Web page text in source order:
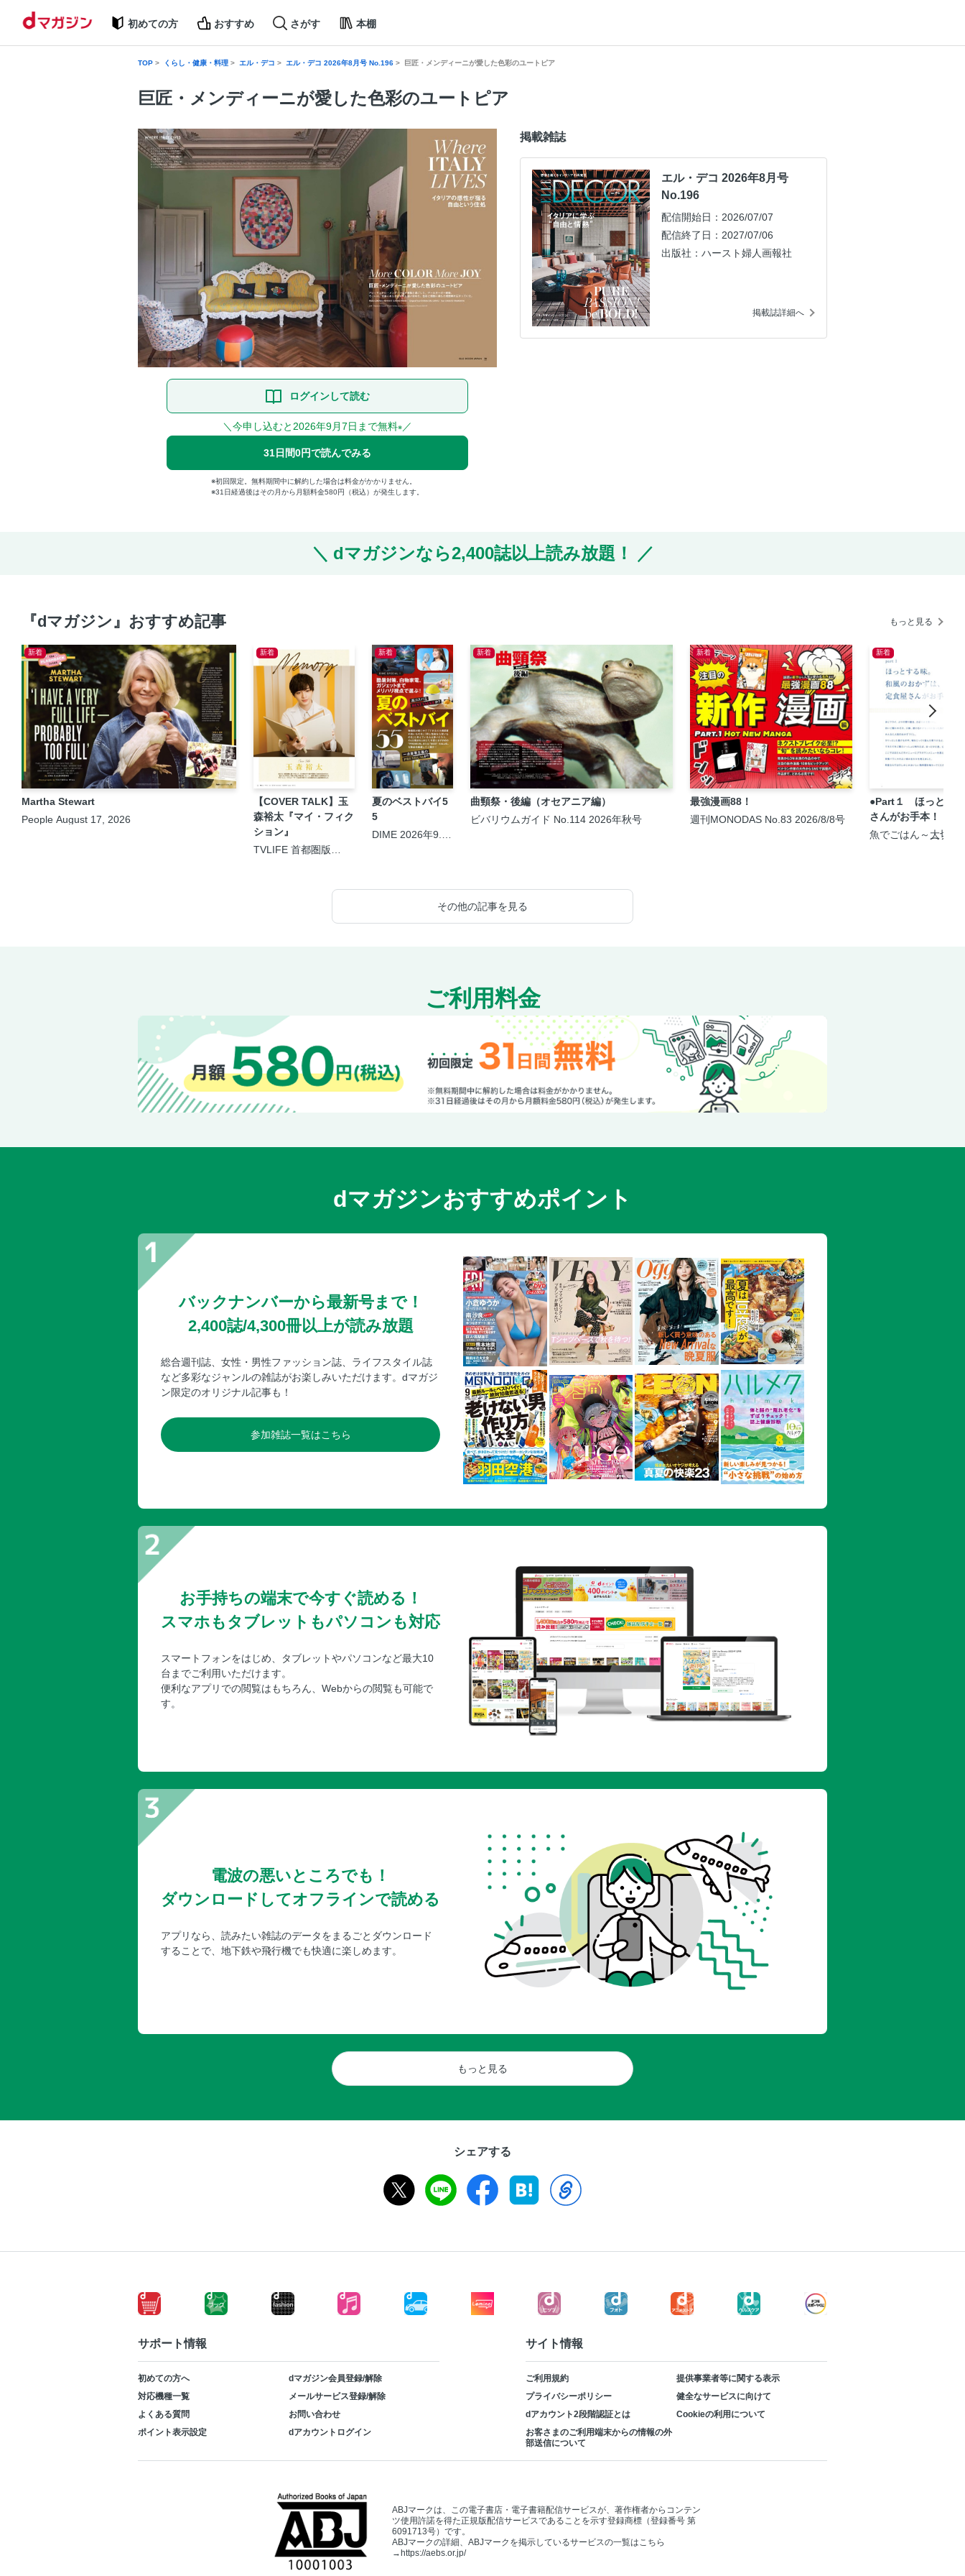
初めての方 おすすめ さがす 本棚
TOP くらし・健康・料理 エル・デコ エル・デコ 2026年8月号 No.196 巨匠・メンディーニが愛した色彩のユートピア
巨匠・メンディーニが愛した色彩のユートピア
ログインして読む
＼今申し込むと2026年9月7日まで無料※／
31日間0円で読んでみる
初回限定。無料期間中に解約した場合は料金がかかりません。
31日経過後はその月から月額料金580円（税込）が発生します。
掲載雑誌
エル・デコ 2026年8月号
No.196
配信開始日：2026/07/07
配信終了日：2027/07/06
出版社：ハースト婦人画報社
掲載誌詳細へ
dマガジンなら2,400誌以上読み放題！
『dマガジン』おすすめ記事 もっと見る
新着
Martha Stewart
People August 17, 2026
新着
【COVER TALK】玉
森裕太『マイ・フィク
ション』
TVLIFE 首都圏版
新着
夏のベストバイ5
5
DIME 2026年9.5
新着
曲頸祭・後編（オセアニア編）
ビバリウムガイド No.114 2026年秋号
新着
最強漫画88！
週刊MONODAS No.83 2026/8/8号
新着
●Part１ ほっとする
さんがお手本！
魚でごはん～大切な
その他の記事を見る
ご利用料金
dマガジンおすすめポイント
バックナンバーから最新号まで！
2,400誌/4,300冊以上が読み放題
総合週刊誌、女性・男性ファッション誌、ライフスタイル誌
など多彩なジャンルの雑誌がお楽しみいただけます。dマガジ
ン限定のオリジナル記事も！
参加雑誌一覧はこちら
お手持ちの端末で今すぐ読める！
スマホもタブレットもパソコンも対応
スマートフォンをはじめ、タブレットやパソコンなど最大10
台までご利用いただけます。
便利なアプリでの閲覧はもちろん、Webからの閲覧も可能で
す。
電波の悪いところでも！
ダウンロードしてオフラインで読める
アプリなら、読みたい雑誌のデータをまるごとダウンロード
することで、地下鉄や飛行機でも快適に楽しめます。
もっと見る
シェアする
サポート情報
初めての方へ
dマガジン会員登録/解除
対応機種一覧
メールサービス登録/解除
よくある質問
お問い合わせ
ポイント表示設定
dアカウントログイン
サイト情報
ご利用規約
提供事業者等に関する表示
プライバシーポリシー
健全なサービスに向けて
dアカウント2段階認証とは
Cookieの利用について
お客さまのご利用端末からの情報の外
部送信について
ABJマークは、この電子書店・電子書籍配信サービスが、著作権者からコンテン
ツ使用許諾を得た正規版配信サービスであることを示す登録商標（登録番号 第
6091713号）です。
ABJマークの詳細、ABJマークを掲示しているサービスの一覧はこちら
→https://aebs.or.jp/